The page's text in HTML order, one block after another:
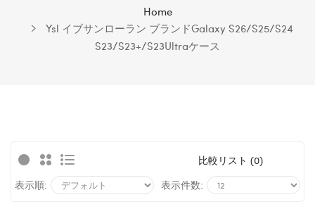
Home
Ysl イブサンローラン ブランドGalaxy S26/S25/S24
S23/S23+/S23Ultraケース
比較リスト (0)
表示順:
表示件数: